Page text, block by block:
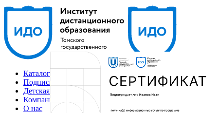
Каталог курсов
Подписка
Детская академия
Компаниям
О нас